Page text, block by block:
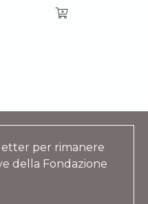
per rimanere
della Fondazione